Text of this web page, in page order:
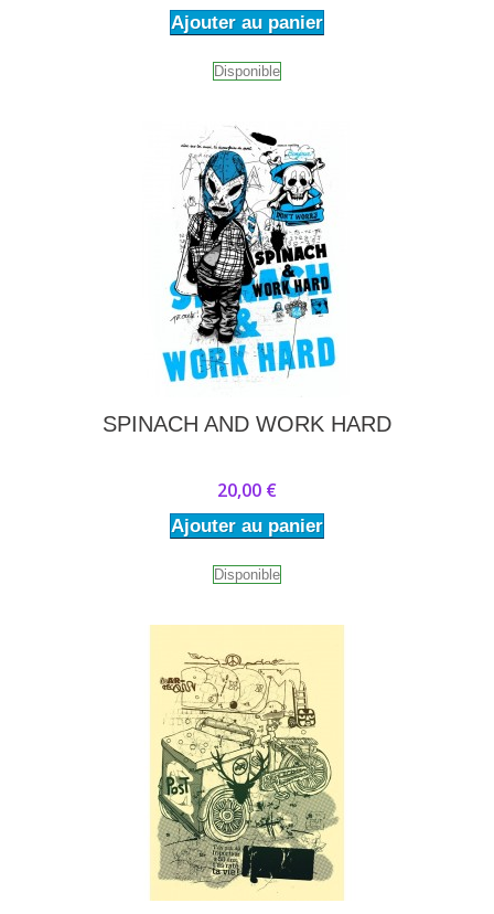
Ajouter au panier
Disponible
SPINACH AND WORK HARD
20,00 €
Ajouter au panier
Disponible